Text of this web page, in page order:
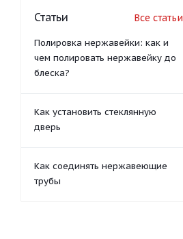
Статьи Все статьи
Полировка нержавейки: как и
чем полировать нержавейку до
блеска?
Как установить стеклянную
дверь
Как соединять нержавеющие
трубы